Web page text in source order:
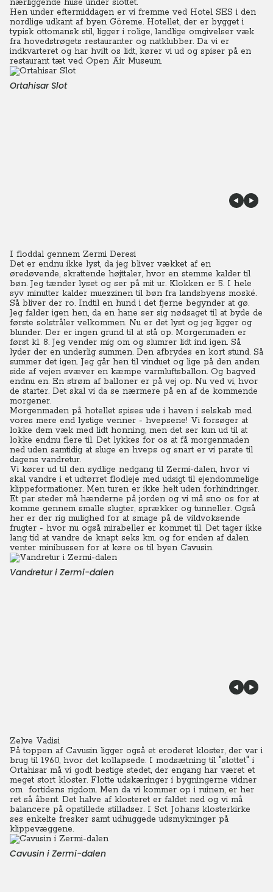
nærliggende huse under slottet.
Hen under eftermiddagen er vi fremme ved Hotel SES i den
nordlige udkant af byen Göreme. Hotellet, der er bygget i
typisk ottomansk stil, ligger i rolige, landlige omgivelser væk
fra hovedstrøgets restauranter og natklubber. Da vi er
indkvarteret og har hvilt os lidt, kører vi ud og spiser på en
restaurant tæt ved Open Air Museum.
Ortahisar Slot
I floddal gennem Zermi Deresi
Det er endnu ikke lyst, da jeg bliver vækket af en
øredøvende, skrattende højttaler, hvor en stemme kalder til
bøn. Jeg tænder lyset og ser på mit ur. Klokken er 5. I hele
syv minutter kalder muezzinen til bøn fra landsbyens moské.
Så bliver der ro. Indtil en hund i det fjerne begynder at gø.
Jeg falder igen hen, da en hane ser sig nødsaget til at byde de
første solstråler velkommen. Nu er det lyst og jeg ligger og
blunder. Der er ingen grund til at stå op. Morgenmaden er
først kl. 8. Jeg vender mig om og slumrer lidt ind igen. Så
lyder der en underlig summen. Den afbrydes en kort stund. Så
summer det igen. Jeg går hen til vinduet og lige på den anden
side af vejen svæver en kæmpe varmluftsballon. Og bagved
endnu en. En strøm af balloner er på vej op. Nu ved vi, hvor
de starter. Det skal vi da se nærmere på en af de kommende
morgener.
Morgenmaden på hotellet spises ude i haven i selskab med
vores mere end lystige venner - hvepsene! Vi forsøger at
lokke dem væk med lidt honning, men det ser kun ud til at
lokke endnu flere til. Det lykkes for os at få morgenmaden
ned uden samtidig at sluge en hveps og snart er vi parate til
dagens vandretur.
Vi kører ud til den sydlige nedgang til Zermi-dalen, hvor vi
skal vandre i et udtørret flodleje med udsigt til ejendommelige
klippeformationer. Men turen er ikke helt uden forhindringer.
Et par steder må hænderne på jorden og vi må sno os for at
komme gennem smalle slugter, sprækker og tunneller. Også
her er der rig mulighed for at smage på de vildvoksende
frugter - hvor nu også mirabeller er kommet til. Det tager ikke
lang tid at vandre de knapt seks km. og for enden af dalen
venter minibussen for at køre os til byen Cavusin.
Vandretur i Zermi-dalen
Zelve Vadisi
På toppen af Cavusin ligger også et eroderet kloster, der var i
brug til 1960, hvor det kollapsede. I modsætning til "slottet" i
Ortahisar må vi godt bestige stedet, der engang har været et
meget stort kloster. Flotte udskæringer i bygningerne vidner
om fortidens rigdom. Men da vi kommer op i ruinen, er her
ret så åbent. Det halve af klosteret er faldet ned og vi må
balancere på opstillede stilladser. I Sct. Johans klosterkirke
ses enkelte fresker samt udhuggede udsmykninger på
klippevæggene.
Cavusin i Zermi-dalen